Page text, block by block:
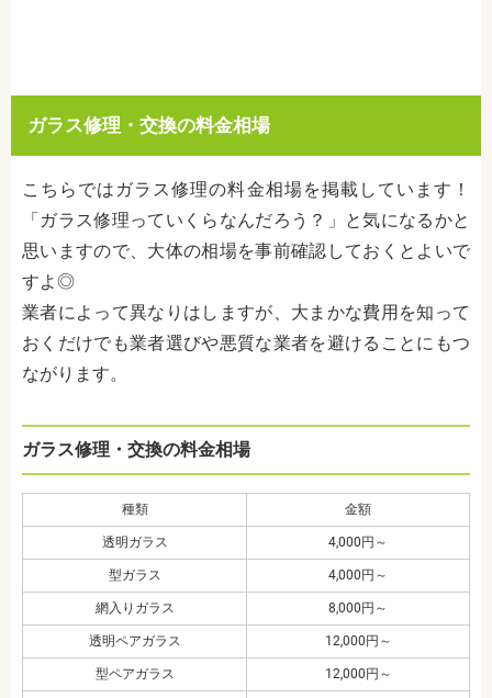
ガラス修理・交換の料金相場
こちらではガラス修理の料金相場を掲載しています！
「ガラス修理っていくらなんだろう？」と気になるかと
思いますので、大体の相場を事前確認しておくとよいで
すよ◎
業者によって異なりはしますが、大まかな費用を知って
おくだけでも業者選びや悪質な業者を避けることにもつ
ながります。
ガラス修理・交換の料金相場
種類 金額
透明ガラス 4,000円～
型ガラス 4,000円～
網入りガラス 8,000円～
透明ペアガラス 12,000円～
型ペアガラス 12,000円～